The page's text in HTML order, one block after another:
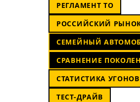
РЕГЛАМЕНТ ТО
РОССИЙСКИЙ
СЕМЕЙНЫЙ
СРАВНЕНИЕ
СТАТИСТИКА УГОНОВ
ТЕСТ-ДРАЙВ